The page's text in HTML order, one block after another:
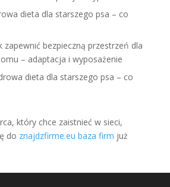
dieta dla starszego psa – co
zapewnić bezpieczną przestrzeń dla
– adaptacja i wyposażenie
dieta dla starszego psa – co
który chce zaistnieć w sieci,
do znajdzfirme.eu baza firm już